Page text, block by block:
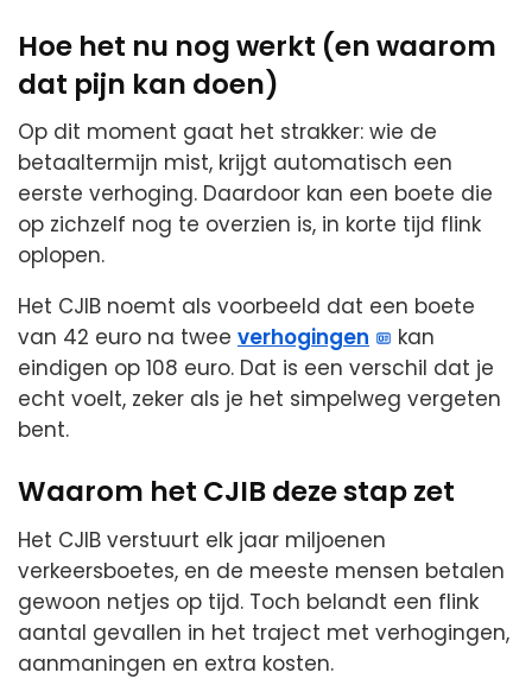
Hoe het nu nog werkt (en waarom
dat pijn kan doen)
Op dit moment gaat het strakker: wie de
betaaltermijn mist, krijgt automatisch een
eerste verhoging. Daardoor kan een boete die
op zichzelf nog te overzien is, in korte tijd flink
oplopen.
Het CJIB noemt als voorbeeld dat een boete
van 42 euro na twee verhogingen
kan
eindigen op 108 euro. Dat is een verschil dat je
echt voelt, zeker als je het simpelweg vergeten
bent.
Waarom het CJIB deze stap zet
Het CJIB verstuurt elk jaar miljoenen
verkeersboetes, en de meeste mensen betalen
gewoon netjes op tijd. Toch belandt een flink
aantal gevallen in het traject met verhogingen,
aanmaningen en extra kosten.